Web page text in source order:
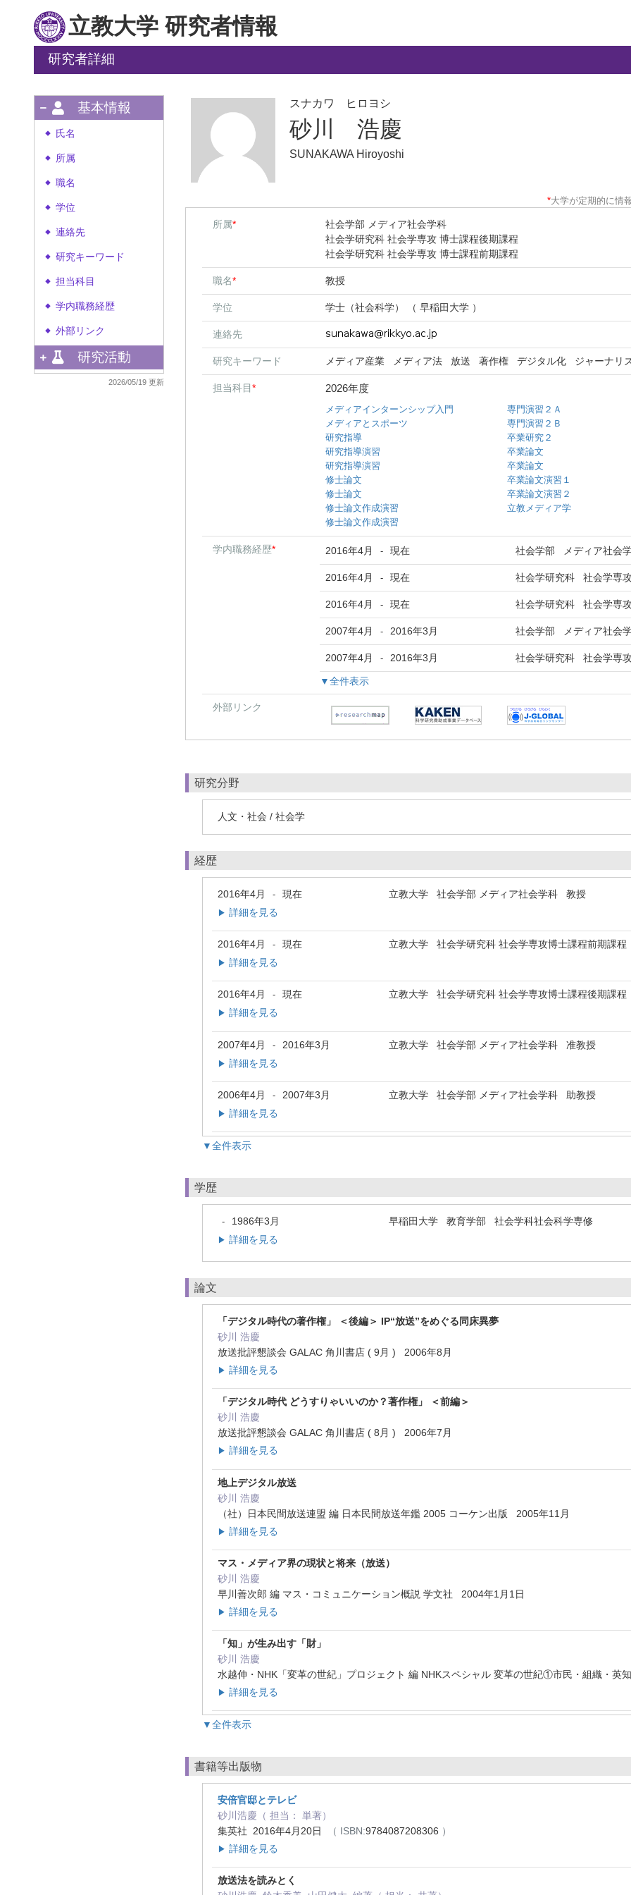
立教大学 研究者情報
研究者詳細
基本情報
◆ 氏名
◆ 所属
◆ 職名
◆ 学位
◆ 連絡先
◆ 研究キーワード
◆ 担当科目
◆ 学内職務経歴
◆ 外部リンク
研究活動
2026/05/19 更新
スナカワ ヒロヨシ
砂川 浩慶
SUNAKAWA Hiroyoshi
*大学が定期的に情
所属*
社会学部 メディア社会学科
社会学研究科 社会学専攻 博士課程後期課程
社会学研究科 社会学専攻 博士課程前期課程
職名* 教授
学位 学士（社会科学） （ 早稲田大学 ）
連絡先
研究キーワード メディア産業 メディア法 放送 著作権 デジタル化 ジャーナリ
担当科目* 2026年度
メディアインターンシップ入門
メディアとスポーツ
研究指導
研究指導演習
研究指導演習
修士論文
修士論文
修士論文作成演習
修士論文作成演習
専門演習２Ａ
専門演習２Ｂ
卒業研究２
卒業論文
卒業論文
卒業論文演習１
卒業論文演習２
立教メディア学
学内職務経歴* 2016年4月 - 現在 社会学部 メディア社会
2016年4月 - 現在 社会学研究科 社会学専
2016年4月 - 現在 社会学研究科 社会学専
2007年4月 - 2016年3月 社会学部 メディア社会
2007年4月 - 2016年3月 社会学研究科 社会学専
▼全件表示
外部リンク
研究分野
人文・社会 / 社会学
経歴
2016年4月 - 現在 立教大学 社会学部 メディア社会学科 教授
▶ 詳細を見る
2016年4月 - 現在 立教大学 社会学研究科 社会学専攻博士課程前期課
▶ 詳細を見る
2016年4月 - 現在 立教大学 社会学研究科 社会学専攻博士課程後期課
▶ 詳細を見る
2007年4月 - 2016年3月 立教大学 社会学部 メディア社会学科 准教授
▶ 詳細を見る
2006年4月 - 2007年3月 立教大学 社会学部 メディア社会学科 助教授
▶ 詳細を見る
▼全件表示
学歴
- 1986年3月 早稲田大学 教育学部 社会学科社会科学専修
▶ 詳細を見る
論文
「デジタル時代の著作権」 ＜後編＞ IP“放送”をめぐる同床異夢
砂川 浩慶
放送批評懇談会 GALAC 角川書店 ( 9月 ) 2006年8月
▶ 詳細を見る
「デジタル時代 どうすりゃいいのか？著作権」 ＜前編＞
砂川 浩慶
放送批評懇談会 GALAC 角川書店 ( 8月 ) 2006年7月
▶ 詳細を見る
地上デジタル放送
砂川 浩慶
（社）日本民間放送連盟 編 日本民間放送年鑑 2005 コーケン出版 2005年11月
▶ 詳細を見る
マス・メディア界の現状と将来（放送）
砂川 浩慶
早川善次郎 編 マス・コミュニケーション概説 学文社 2004年1月1日
▶ 詳細を見る
「知」が生み出す「財」
砂川 浩慶
水越伸・NHK「変革の世紀」プロジェクト 編 NHKスペシャル 変革の世紀①市民・組織・英
▶ 詳細を見る
▼全件表示
書籍等出版物
安倍官邸とテレビ
砂川浩慶（ 担当： 単著）
集英社 2016年4月20日
（ ISBN:9784087208306 ）
▶ 詳細を見る
放送法を読みとく